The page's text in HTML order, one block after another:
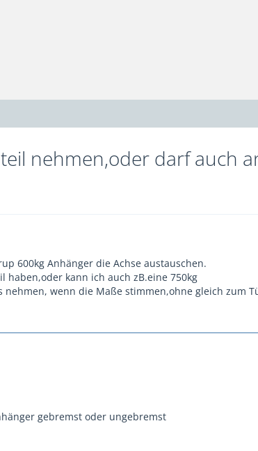
nehmen,oder darf auch
600kg Anhänger die Achse austauschen.
haben,oder kann ich auch zB.eine 750kg
nehmen, wenn die Maße stimmen,ohne gleich zum
gebremst oder ungebremst